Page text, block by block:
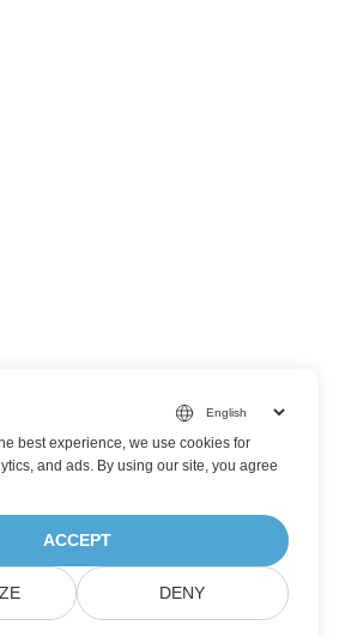
best experience, we use cookies for
and ads. By using our site, you agree
ACCEPT
DENY